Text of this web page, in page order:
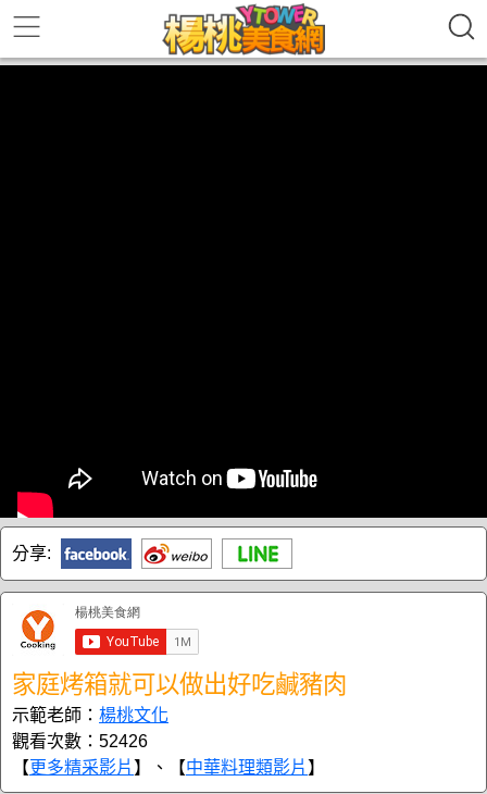
分享:
家庭烤箱就可以做出好吃鹹豬肉
示範老師： 楊桃文化
觀看次數：52426
【更多精采影片 】、【中華料理類影片 】